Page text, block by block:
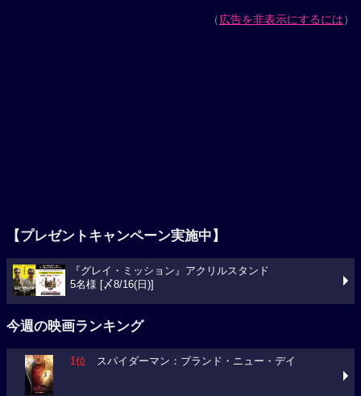
（広告を非表示にするには）
【プレゼントキャンペーン実施中】
『グレイ・ミッション』アクリルスタンド
5名様 [〆8/16(日)]
今週の映画ランキング
1位 スパイダーマン：ブランド・ニュー・デイ